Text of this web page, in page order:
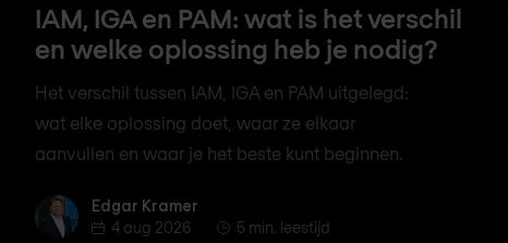
IAM, IGA en PAM: wat is het verschil
en welke oplossing heb je nodig?
Het verschil tussen IAM, IGA en PAM uitgelegd:
wat elke oplossing doet, waar ze elkaar
aanvullen en waar je het beste kunt beginnen.
Edgar KramerEdgar Kramer
4 aug 2026
5 min. leestijd